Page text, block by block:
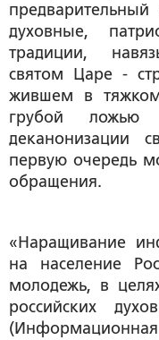
духовные,
традиции,
святом Царе -
жившем в тяжком
грубой
деканонизации
первую очередь
обращения.
«Наращивание
на население
молодежь, в
российских